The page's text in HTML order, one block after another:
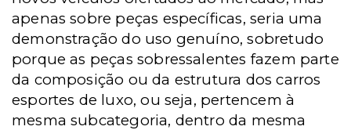
apenas sobre peças específicas, seria uma
demonstração do uso genuíno, sobretudo
porque as peças sobressalentes fazem parte
da composição ou da estrutura dos carros
esportes de luxo, ou seja, pertencem à
mesma subcategoria, dentro da mesma